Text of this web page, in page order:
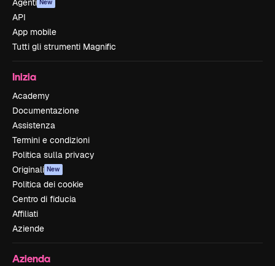
Agenti New
API
App mobile
Tutti gli strumenti Magnific
Inizia
Academy
Documentazione
Assistenza
Termini e condizioni
Politica sulla privacy
Originali New
Politica dei cookie
Centro di fiducia
Affiliati
Aziende
Azienda